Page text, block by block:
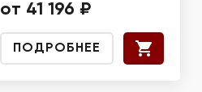
от 41 196 ₽
ПОДРОБНЕЕ